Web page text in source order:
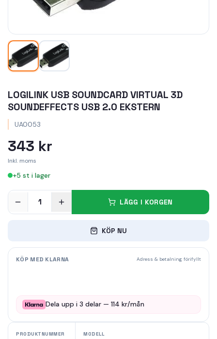
LOGILINK USB SOUNDCARD VIRTUAL 3D
SOUNDEFFECTS USB 2.0 EKSTERN
UA0053
343 kr
Inkl. moms
+5 st i lager
1 LÄGG I KORGEN
KÖP NU
KÖP MED KLARNA Adress & betalning förifyllt
Dela upp i 3 delar — 114 kr/mån
PRODUKTNUMMER MODELL